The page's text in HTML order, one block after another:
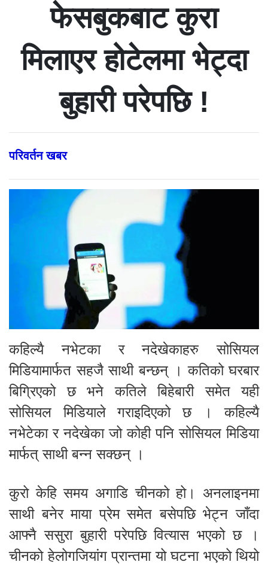
फेसबुकबाट कुरा
मिलाएर होटेलमा भेट्दा
बुहारी परेपछि !
परिवर्तन खबर
कहिल्यै नभेटका र नदेखेकाहरु सोसियल
मिडियामार्फत सहजै साथी बन्छन् । कतिको घरबार
बिग्रिएको छ भने कतिले बिहेबारी समेत यही
सोसियल मिडियाले गराइदिएको छ । कहिल्यै
नभेटेका र नदेखेका जो कोही पनि सोसियल मिडिया
मार्फत् साथी बन्न सक्छन् ।
कुरो केहि समय अगाडि चीनको हो। अनलाइनमा
साथी बनेर माया प्रेम समेत बसेपछि भेट्न जाँदा
आफ्नै ससुरा बुहारी परेपछि वित्यास भएको छ ।
चीनको हेलोगजियांग प्रान्तमा यो घटना भएको थियो